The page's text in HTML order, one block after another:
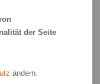
der Seite
ändern.